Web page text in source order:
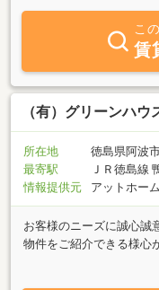
ィな対応を心掛けており
す。建築・リフォームの
築一戸建て賃貸物件、徳
合わせお待ちしておりま
るとスムーズにご対応可
こ
賃
（有）グリーンハウ
所在地
徳島県阿波
最寄駅
ＪＲ徳島線
情報提供元
アットホーム
お客様のニーズに誠心誠
物件をご紹介できる様心
の仲介を致しております